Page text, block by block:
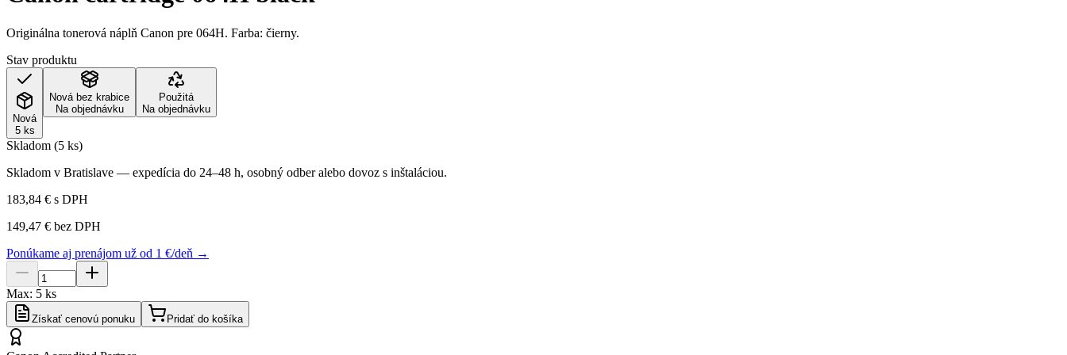
Originálna tonerová náplň Canon pre 064H. Farba: čierny.
Stav produktu
Nová
5 ks
Nová bez krabice
Na objednávku
Použitá
Na objednávku
Skladom (5 ks)
Skladom v Bratislave — expedícia do 24–48 h, osobný odber alebo dovoz s inštaláciou.
183,84 € s DPH
149,47 € bez DPH
Ponúkame aj prenájom už od 1 €/deň →
Max: 5 ks
Získať cenovú ponuku Pridať do košíka